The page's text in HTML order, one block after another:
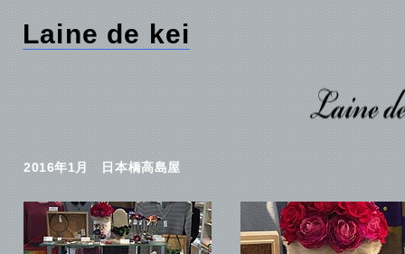
Laine de kei
2016年1月 日本橋高島屋